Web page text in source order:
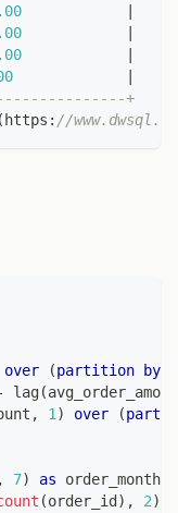
+
( https: //
over (partition by
lag(
, 1 ) over (
, 7) as order_month
(order_id ) , 2)